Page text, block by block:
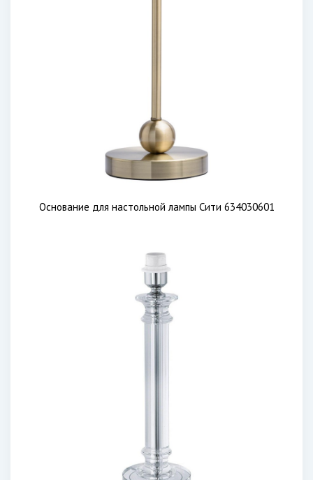
Основание для настольной лампы Сити 634030601